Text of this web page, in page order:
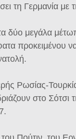
τη Γερμανία
δύο μεγάλα
προκειμένου
Ρωσίας-
στο